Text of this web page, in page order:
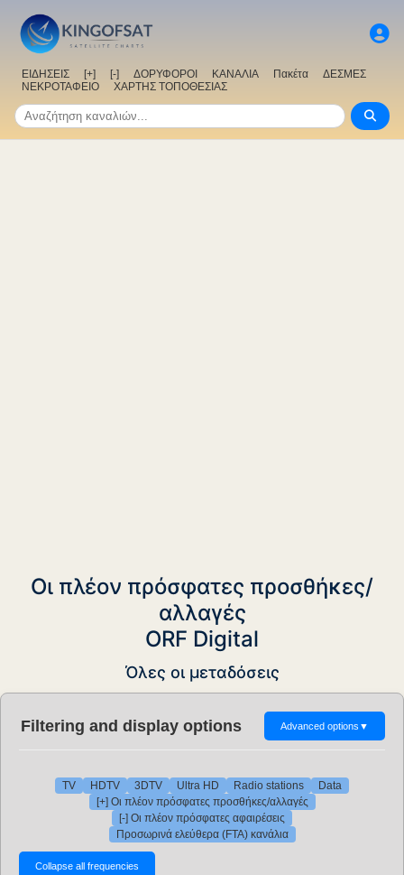
ΕΙΔΗΣΕΙΣ [+] [-] ΔΟΡΥΦΟΡΟΙ ΚΑΝΑΛΙΑ Πακέτα
ΔΕΣΜΕΣ
ΝΕΚΡΟΤΑΦΕΙΟ
ΧΑΡΤΗΣ ΤΟΠΟΘΕΣΙΑΣ
Οι πλέον πρόσφατες προσθήκες/
αλλαγές
ORF Digital
Όλες οι μεταδόσεις
Filtering and display options Advanced options ▼
TV HDTV 3DTV Ultra HD Radio stations
Data
[+] Οι πλέον πρόσφατες προσθήκες/αλλαγές
[-] Οι πλέον πρόσφατες αφαιρέσεις
Προσωρινά ελεύθερα (FTA) κανάλια